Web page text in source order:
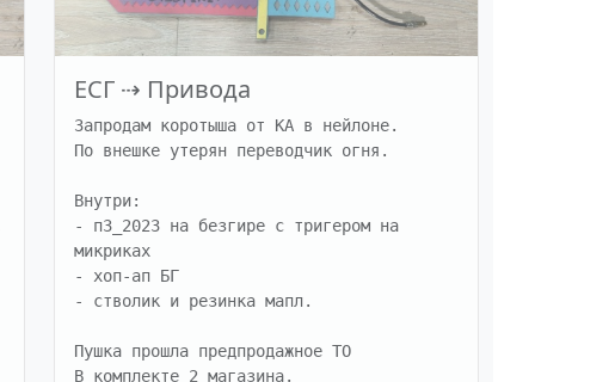
ЕСГ ⇢ Привода
Запродам коротыша от КА в нейлоне.
По внешке утерян переводчик огня.
Внутри:
- п3_2023 на безгире с тригером на
микриках
- хоп-ап БГ
- стволик и резинка мапл.
Пушка прошла предпродажное ТО
В комплекте 2 магазина.